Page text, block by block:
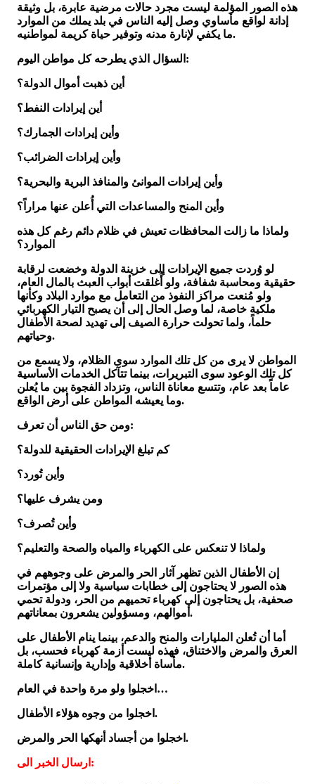
هذه الصور المؤلمة ليست مجرد حالات مرضية عابرة، بل وثيقة
إدانة لواقع مأساوي وصل إليه الناس في بلد يملك من الموارد
ما يكفي لإنارة مدنه وتوفير حياة كريمة لمواطنيه.
السؤال الذي يطرحه كل مواطن اليوم:
أين ذهبت أموال الدولة؟
أين إيرادات النفط؟
وأين إيرادات الجمارك؟
وأين إيرادات الضرائب؟
وأين إيرادات الموانئ والمنافذ البرية والبحرية؟
وأين المنح والمساعدات التي أُعلن عنها مراراً؟
ولماذا ما زالت المحافظات تعيش في ظلام دائم رغم كل هذه
الموارد؟
لو وُردت جميع الإيرادات إلى خزينة الدولة وخضعت لرقابة
حقيقية ومحاسبة شفافة، ولو أُغلقت أبواب العبث بالمال العام،
ولو مُنعت مراكز النفوذ من التعامل مع موارد البلاد وكأنها
ملكية خاصة، لما وصل الحال إلى أن يصبح التيار الكهربائي
حلماً، ولما تحولت حرارة الصيف إلى تهديد لصحة الأطفال
وحياتهم.
المواطن لا يرى من كل تلك الموارد سوى الظلام، ولا يسمع من
كل تلك الوعود سوى التبريرات، بينما تتآكل الخدمات الأساسية
عاماً بعد عام، وتتسع معاناة الناس، وتزداد الفجوة بين ما يُعلن
وما يعيشه المواطن على أرض الواقع.
ومن حق الناس أن تعرف:
كم تبلغ الإيرادات الحقيقية للدولة؟
وأين تُورد؟
ومن يشرف عليها؟
وأين تُصرف؟
ولماذا لا تنعكس على الكهرباء والمياه والصحة والتعليم؟
إن الأطفال الذين تظهر آثار الحر والمرض على وجوههم في
هذه الصور لا يحتاجون إلى خطابات سياسية ولا إلى مؤتمرات
صحفية، بل يحتاجون إلى كهرباء تحميهم من الحر، ودولة تحمي
أموالهم، ومسؤولين يشعرون بمعاناتهم.
أما أن تُعلن المليارات والمنح والدعم، بينما ينام الأطفال على
العرق والمرض والاختناق، فهذه ليست أزمة كهرباء فحسب، بل
مأساة أخلاقية وإدارية وإنسانية كاملة.
اخجلوا ولو مرة واحدة في العام…
اخجلوا من وجوه هؤلاء الأطفال.
اخجلوا من أجساد أنهكها الحر والمرض.
ارسال الخبر الى: